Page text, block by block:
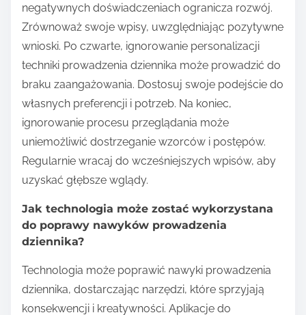
negatywnych doświadczeniach ogranicza rozwój.
Zrównoważ swoje wpisy, uwzględniając pozytywne
wnioski. Po czwarte, ignorowanie personalizacji
techniki prowadzenia dziennika może prowadzić do
braku zaangażowania. Dostosuj swoje podejście do
własnych preferencji i potrzeb. Na koniec,
ignorowanie procesu przeglądania może
uniemożliwić dostrzeganie wzorców i postępów.
Regularnie wracaj do wcześniejszych wpisów, aby
uzyskać głębsze wglądy.
Jak technologia może zostać wykorzystana
do poprawy nawyków prowadzenia
dziennika?
Technologia może poprawić nawyki prowadzenia
dziennika, dostarczając narzędzi, które sprzyjają
konsekwencji i kreatywności. Aplikacje do